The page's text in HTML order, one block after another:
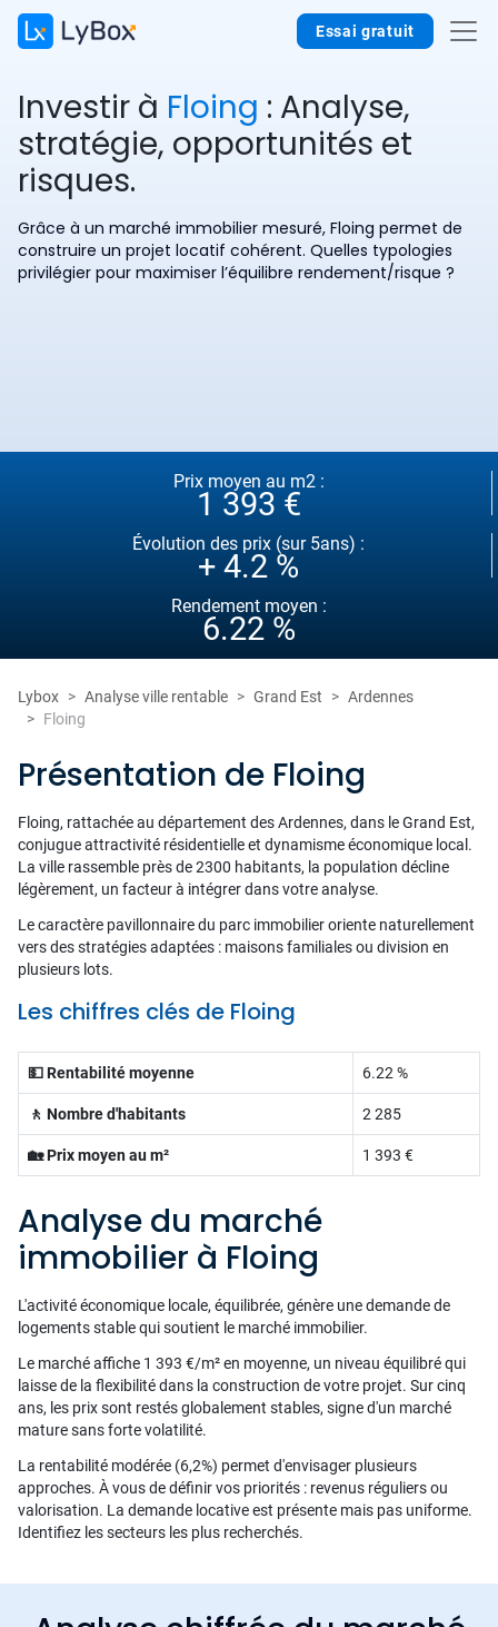
Essai gratuit
Investir à Floing : Analyse,
stratégie, opportunités et
risques.
Grâce à un marché immobilier mesuré, Floing permet de
construire un projet locatif cohérent. Quelles typologies
privilégier pour maximiser l’équilibre rendement/risque ?
Prix moyen au m2 :
1 393 €
Évolution des prix (sur 5ans) :
+ 4.2 %
Rendement moyen :
6.22 %
Lybox Analyse ville rentable Grand Est
Ardennes
Floing
Présentation de Floing
Floing, rattachée au département des Ardennes, dans le Grand Est,
conjugue attractivité résidentielle et dynamisme économique local.
La ville rassemble près de 2300 habitants, la population décline
légèrement, un facteur à intégrer dans votre analyse.
Le caractère pavillonnaire du parc immobilier oriente naturellement
vers des stratégies adaptées : maisons familiales ou division en
plusieurs lots.
Les chiffres clés de Floing
💵 Rentabilité moyenne 6.22 %
🚶 Nombre d'habitants 2 285
🏡 Prix moyen au m² 1 393 €
Analyse du marché
immobilier à Floing
L'activité économique locale, équilibrée, génère une demande de
logements stable qui soutient le marché immobilier.
Le marché affiche 1 393 €/m² en moyenne, un niveau équilibré qui
laisse de la flexibilité dans la construction de votre projet. Sur cinq
ans, les prix sont restés globalement stables, signe d'un marché
mature sans forte volatilité.
La rentabilité modérée (6,2%) permet d'envisager plusieurs
approches. À vous de définir vos priorités : revenus réguliers ou
valorisation. La demande locative est présente mais pas uniforme.
Identifiez les secteurs les plus recherchés.